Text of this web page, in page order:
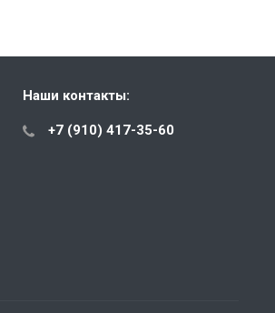
Наши контакты:
+7 (910) 417-35-60